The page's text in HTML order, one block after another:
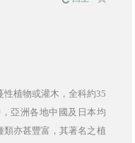
植物或灌木，全科約35
亞洲各地中國及日本均
類亦甚豐富，其著名之植